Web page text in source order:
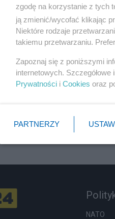
NATO
zgodę na korzystanie z tych
ją zmienić/wycofać klikając
Niektóre rodzaje
takiemu przetwarzaniu.
Zapoznaj się z poniższymi
internetowych.
Prywatności i Cookies oraz
PARTNERZY